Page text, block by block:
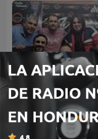
LOS TEMPLARIOS...
programa Radial